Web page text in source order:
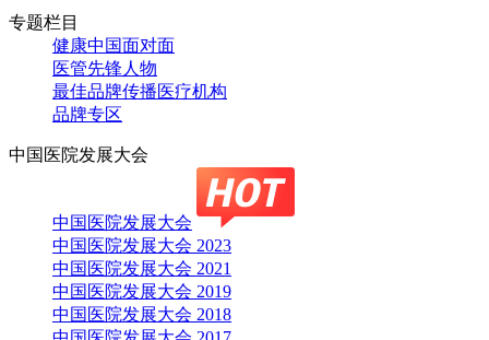
专题栏目
健康中国面对面
医管先锋人物
最佳品牌传播医疗机构
品牌专区
中国医院发展大会
中国医院发展大会
中国医院发展大会 2023
中国医院发展大会 2021
中国医院发展大会 2019
中国医院发展大会 2018